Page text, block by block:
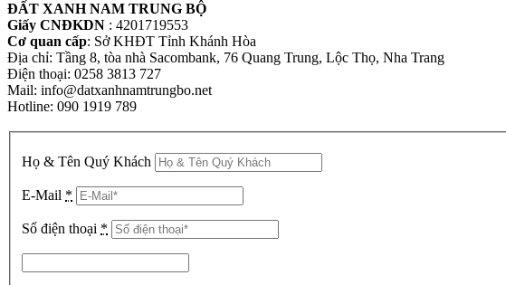
ĐẤT XANH NAM TRUNG BỘ
Giấy CNĐKDN : 4201719553
Cơ quan cấp: Sở KHĐT Tỉnh Khánh Hòa
Địa chỉ: Tầng 8, tòa nhà Sacombank, 76 Quang Trung, Lộc Thọ, Nha Trang
Điện thoại: 0258 3813 727
Mail: info@datxanhnamtrungbo.net
Hotline: 090 1919 789
Họ & Tên Quý Khách
E-Mail *
Số điện thoại *